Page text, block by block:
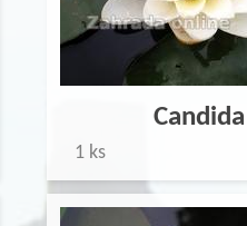
Candida
1 ks